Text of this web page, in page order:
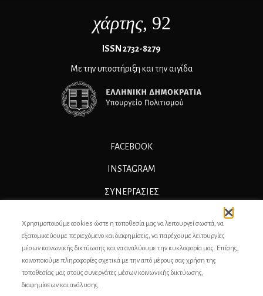
χάρτης, 92
ΙSSN 2732-8279
Με την υποστήριξη και την αιγίδα
FACEBOOK
INSTAGRAM
ΣΥΝΕΡΓΑΣΊΕΣ
ΕΠΙΚΟΙΝΩΝΙΑ
ΣΥΝΤΕΛΕΣΤΕΣ
Χρησιμοποιούμε cookies ώστε η τοποθεσία μας να λειτουργεί σωστά, να
εξατομικεύουμε περιεχόμενο και διαφημίσεις, να παρέχουμε λειτουργίες
μέσων κοινωνικής δικτύωσης και να αναλύουμε την κυκλοφορία μας. Επίσης,
κοινοποιούμε πληροφορίες σχετικά με την από μέρους σας χρήση της
τοποθεσίας μας στους συνεργάτες μέσων κοινωνικής δικτύωσης,
διαφημίσεων και ανάλυσης.